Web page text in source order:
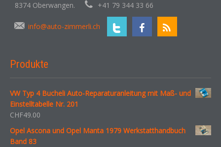
8374 Oberwangen.
+41 79 344 33 66
info@auto-zimmerli.ch
Produkte
VW Typ 4 Bucheli Auto-Reparaturanleitung mit Maß- und
Einstelltabelle Nr. 201
CHF49.00
Opel Ascona und Opel Manta 1979 Werkstatthandbuch
Band 83